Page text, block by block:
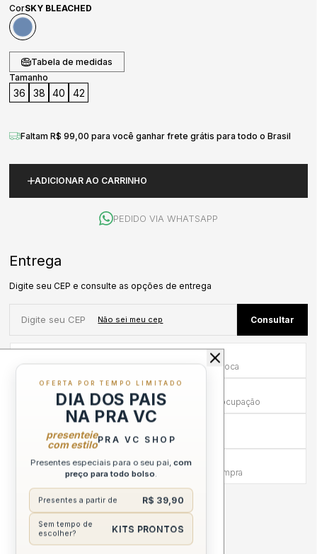
CorSKY BLEACHED
Tabela de medidas
Tamanho
36 38 40 42
ADICIONAR AO CARRINHO
Faltam R$ 99,00 para você ganhar frete grátis para todo o Brasil
PEDIDO VIA WHATSAPP
Frete por nossa conta na primeira troca
Troca em até 30 dias
Mais tempo para experimentar sem preocupação
Compra sem Risco
7 dias para reembolso integral
Atendimento Humanizado
Via WhatsApp antes e depois da compra
DESCRIÇÃO COMPLETA
ESPECIFICAÇÕES
OFERTA POR TEMPO LIMITADO
DIA DOS PAIS
NA PRA VC
presenteie
com estiloPRA VC SHOP
Presentes especiais para o seu pai, com
preço para todo bolso.
Presentes a partir de R$ 39,90
Sem tempo de
escolher?
KITS PRONTOS